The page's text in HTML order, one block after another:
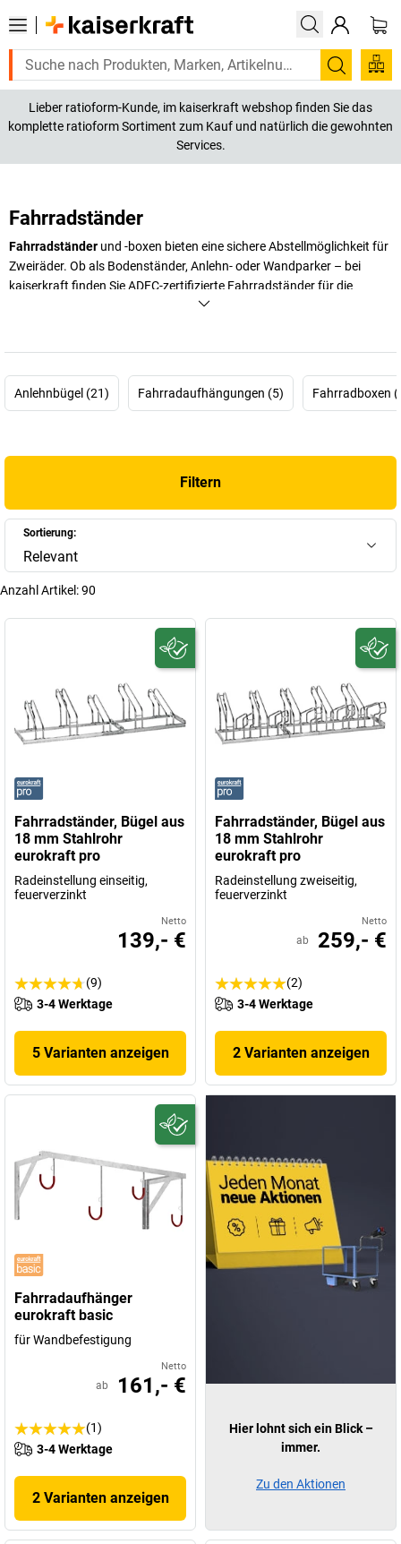
Suchen
Lieber ratioform-Kunde, im kaiserkraft webshop finden Sie das
komplette ratioform Sortiment zum Kauf und natürlich die gewohnten
Services.
Fahrradständer
Fahrradständer und -boxen bieten eine sichere Abstellmöglichkeit für
Zweiräder. Ob als Bodenständer, Anlehn- oder Wandparker – bei
kaiserkraft finden Sie ADFC-zertifizierte Fahrradständer für die
Einzelnutzung oder für Reihenverbindungen sowie überdachte
Anlehnbügel (21) Fahrradaufhängungen (5) Fahrradboxen
Filtern
Sortierung:
Relevant
Anzahl Artikel:90
Fahrradständer, Bügel aus
18 mm Stahlrohr
eurokraft pro
Radeinstellung einseitig,
feuerverzinkt
Netto
139,- €
(9)
3-4 Werktage
5 Varianten anzeigen
Fahrradständer, Bügel aus
18 mm Stahlrohr
eurokraft pro
Radeinstellung zweiseitig,
feuerverzinkt
Netto
ab 259,- €
(2)
3-4 Werktage
2 Varianten anzeigen
Fahrradaufhänger
eurokraft basic
für Wandbefestigung
Netto
ab 161,- €
(1)
3-4 Werktage
2 Varianten anzeigen
Hier lohnt sich ein Blick –
immer.
Zu den Aktionen